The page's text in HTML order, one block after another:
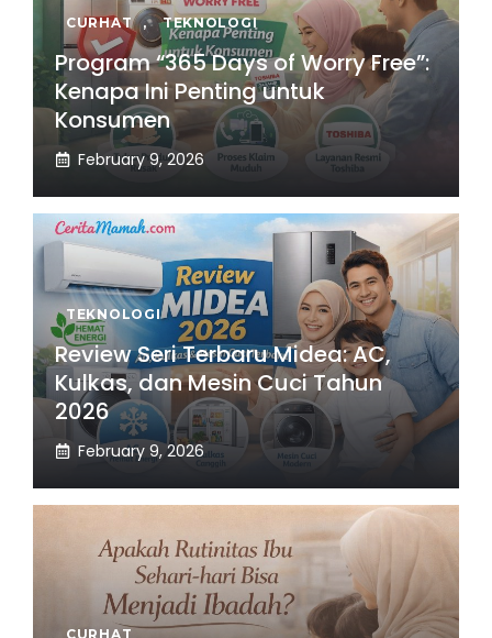
CURHAT , TEKNOLOGI
Program “365 Days of Worry Free”:
Kenapa Ini Penting untuk
Konsumen
February 9, 2026
TEKNOLOGI
Review Seri Terbaru Midea: AC,
Kulkas, dan Mesin Cuci Tahun
2026
February 9, 2026
CURHAT